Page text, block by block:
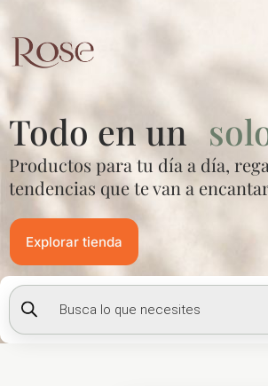
contenido
Todo en un
Productos para tu día a día,
tendencias que te van a
Explorar tienda
Búsqueda
de
productos